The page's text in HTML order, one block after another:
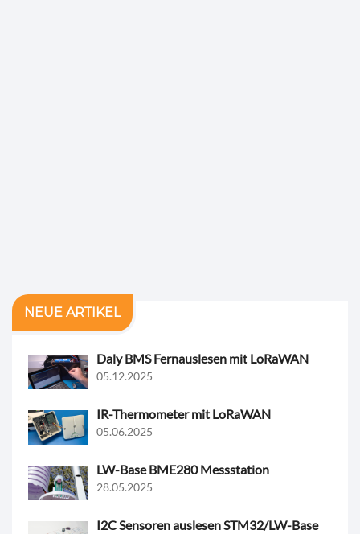
NEUE ARTIKEL
Daly BMS Fernauslesen mit LoRaWAN
05.12.2025
IR-Thermometer mit LoRaWAN
05.06.2025
LW-Base BME280 Messstation
28.05.2025
I2C Sensoren auslesen STM32/LW-Base